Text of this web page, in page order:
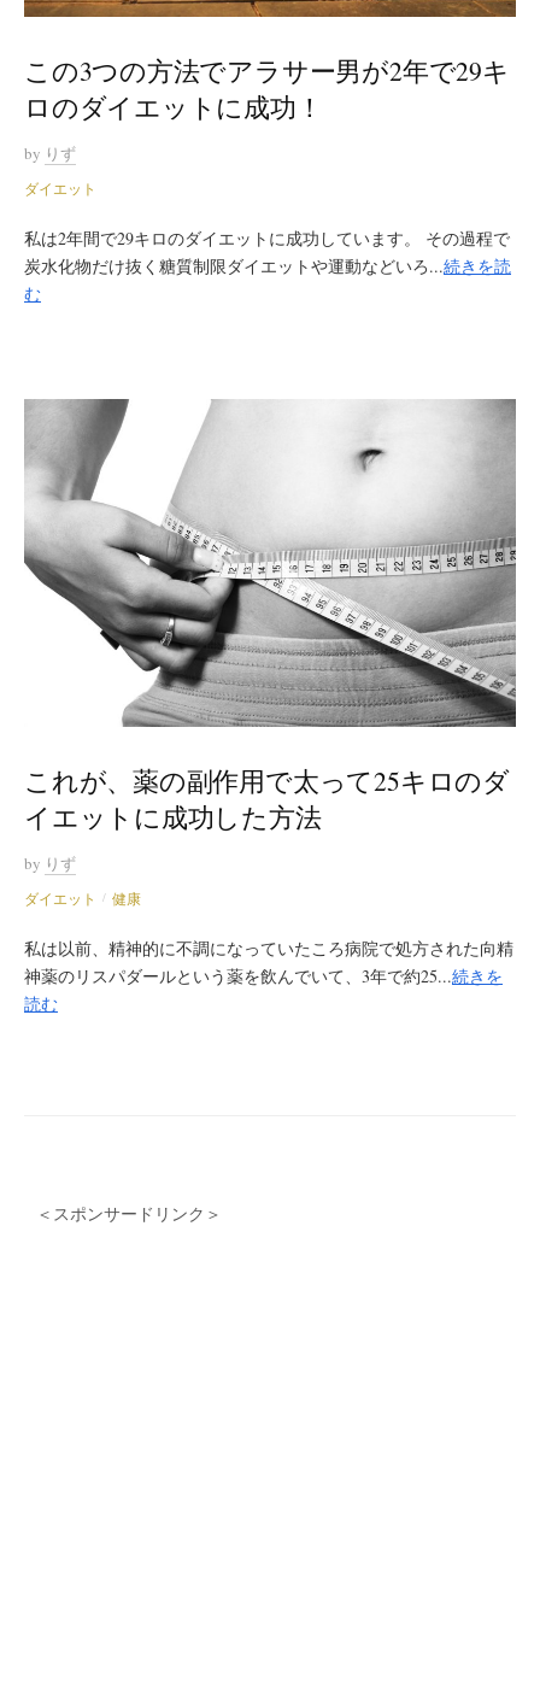
この3つの方法でアラサー男が2年で29キ
ロのダイエットに成功！
by りず
ダイエット
私は2年間で29キロのダイエットに成功しています。 その過程で
炭水化物だけ抜く糖質制限ダイエットや運動などいろ...続きを読
む
これが、薬の副作用で太って25キロのダ
イエットに成功した方法
by りず
ダイエット / 健康
私は以前、精神的に不調になっていたころ病院で処方された向精
神薬のリスパダールという薬を飲んでいて、3年で約25...続きを
読む
＜スポンサードリンク＞